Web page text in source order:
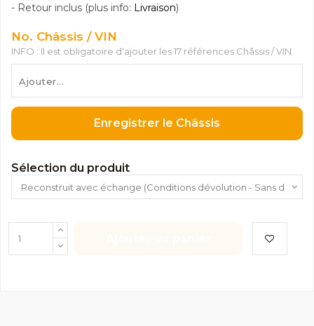
- Retour inclus (plus info: Livraison)
No. Châssis / VIN
INFO : Il est obligatoire d'ajouter les 17 références Châssis / VIN
Enregistrer le Châssis
Sélection du produit